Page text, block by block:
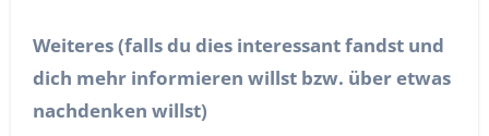
Weiteres (falls du dies interessant fandst und
dich mehr informieren willst bzw. über etwas
nachdenken willst)